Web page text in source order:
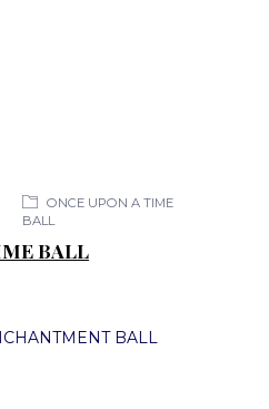
ONCE UPON A TIME
BALL
BALL